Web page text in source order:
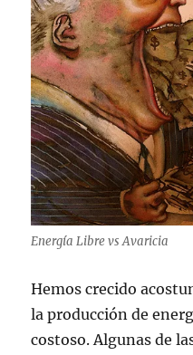
Energía Libre vs Avaricia
Hemos crecido
la producción de
costoso. Algunas de